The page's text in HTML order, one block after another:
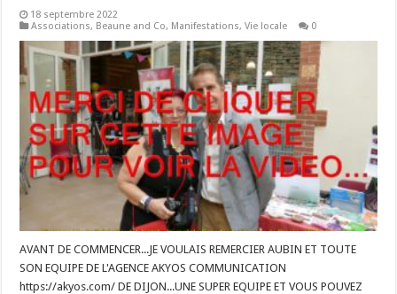
18 septembre 2022
Associations, Beaune and Co, Manifestations,Vie locale 0
AVANT DE COMMENCER...JE VOULAIS REMERCIER AUBIN ET TOUTE
SON EQUIPE DE L'AGENCE AKYOS COMMUNICATION
https://akyos.com/ DE DIJON...UNE SUPER EQUIPE ET VOUS POUVEZ